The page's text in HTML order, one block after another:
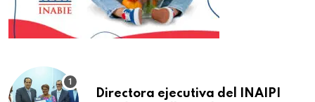
Directora ejecutiva del INAIPI